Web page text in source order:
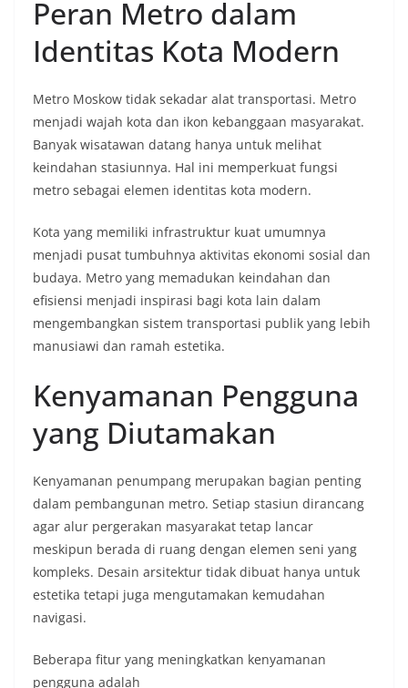
Peran Metro dalam
Identitas Kota Modern
Metro Moskow tidak sekadar alat transportasi. Metro
menjadi wajah kota dan ikon kebanggaan masyarakat.
Banyak wisatawan datang hanya untuk melihat
keindahan stasiunnya. Hal ini memperkuat fungsi
metro sebagai elemen identitas kota modern.
Kota yang memiliki infrastruktur kuat umumnya
menjadi pusat tumbuhnya aktivitas ekonomi sosial dan
budaya. Metro yang memadukan keindahan dan
efisiensi menjadi inspirasi bagi kota lain dalam
mengembangkan sistem transportasi publik yang lebih
manusiawi dan ramah estetika.
Kenyamanan Pengguna
yang Diutamakan
Kenyamanan penumpang merupakan bagian penting
dalam pembangunan metro. Setiap stasiun dirancang
agar alur pergerakan masyarakat tetap lancar
meskipun berada di ruang dengan elemen seni yang
kompleks. Desain arsitektur tidak dibuat hanya untuk
estetika tetapi juga mengutamakan kemudahan
navigasi.
Beberapa fitur yang meningkatkan kenyamanan
pengguna adalah